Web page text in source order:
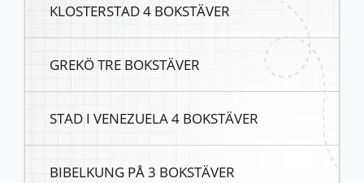
KLOSTERSTAD 4 BOKSTÄVER
GREKÖ TRE BOKSTÄVER
STAD I VENEZUELA 4 BOKSTÄVER
BIBELKUNG PÅ 3 BOKSTÄVER